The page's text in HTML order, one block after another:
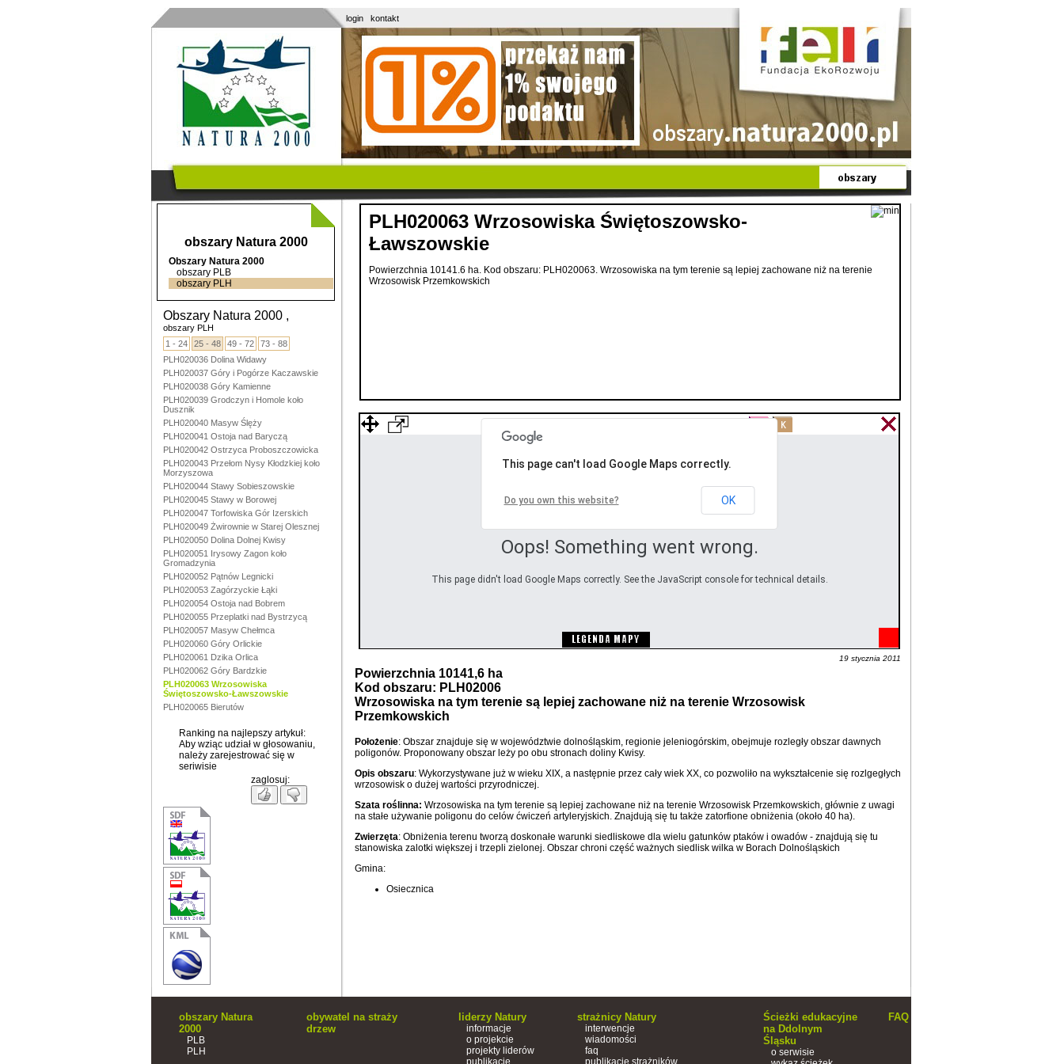
login kontakt
obszary Natura 2000
Obszary Natura 2000
obszary PLB
obszary PLH
Obszary Natura 2000 ,
obszary PLH
1 - 24
25 - 48 49 - 72
73 - 88
PLH020036 Dolina Widawy
PLH020037 Góry i Pogórze Kaczawskie
PLH020038 Góry Kamienne
PLH020039 Grodczyn i Homole koło
Dusznik
PLH020040 Masyw Ślęży
PLH020041 Ostoja nad Baryczą
PLH020042 Ostrzyca Proboszczowicka
PLH020043 Przełom Nysy Kłodzkiej koło
Morzyszowa
PLH020044 Stawy Sobieszowskie
PLH020045 Stawy w Borowej
PLH020047 Torfowiska Gór Izerskich
PLH020049 Żwirownie w Starej Olesznej
PLH020050 Dolina Dolnej Kwisy
PLH020051 Irysowy Zagon koło
Gromadzynia
PLH020052 Pątnów Legnicki
PLH020053 Zagórzyckie Łąki
PLH020054 Ostoja nad Bobrem
PLH020055 Przeplatki nad Bystrzycą
PLH020057 Masyw Chełmca
PLH020060 Góry Orlickie
PLH020061 Dzika Orlica
PLH020062 Góry Bardzkie
PLH020063 Wrzosowiska
Świętoszowsko-Ławszowskie
PLH020065 Bierutów
Ranking na najlepszy artykuł:
Aby wziąc udział w głosowaniu,
należy zarejestrować się w
seriwisie
zaglosuj:
PLH020063 Wrzosowiska Świętoszowsko-
Ławszowskie
Powierzchnia 10141.6 ha. Kod obszaru: PLH020063. Wrzosowiska na tym terenie są lepiej zachowane niż na terenie
Wrzosowisk Przemkowskich
Oops! Something went wrong.
This page didn't load Google Maps correctly. See the JavaScript console for technical details.
This page can't load Google Maps correctly.
Do you own this website? OK
19 stycznia 2011
Powierzchnia 10141,6 ha
Kod obszaru: PLH02006
Wrzosowiska na tym terenie są lepiej zachowane niż na terenie Wrzosowisk
Przemkowskich
Położenie: Obszar znajduje się w województwie dolnośląskim, regionie jeleniogórskim, obejmuje rozległy obszar dawnych
poligonów. Proponowany obszar leży po obu stronach doliny Kwisy.
Opis obszaru: Wykorzystywane już w wieku XIX, a następnie przez cały wiek XX, co pozwoliło na wykształcenie się rozlgegłych
wrzosowisk o dużej wartości przyrodniczej.
Szata roślinna: Wrzosowiska na tym terenie są lepiej zachowane niż na terenie Wrzosowisk Przemkowskich, głównie z uwagi
na stałe używanie poligonu do celów ćwiczeń artyleryjskich. Znajdują się tu także zatorfione obniżenia (około 40 ha).
Zwierzęta: Obniżenia terenu tworzą doskonałe warunki siedliskowe dla wielu gatunków ptaków i owadów - znajdują się tu
stanowiska zalotki większej i trzepli zielonej. Obszar chroni część ważnych siedlisk wilka w Borach Dolnośląskich
Gmina:
Osiecznica
obszary Natura
2000
PLB
PLH
obywatel na straży
drzew
liderzy Natury
informacje
o projekcie
projekty liderów
publikacje
strażnicy Natury
interwencje
wiadomości
faq
publikacje strażników
Ścieżki edukacyjne
na Ddolnym
Śląsku
o serwisie
FAQ